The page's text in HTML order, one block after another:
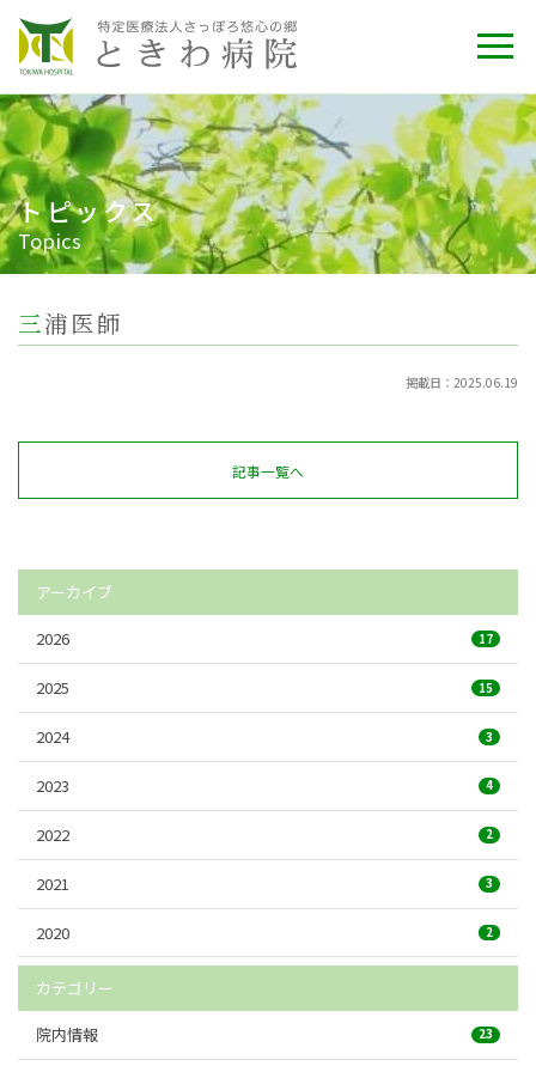
トピックス
Topics
三浦医師
掲載日：2025.06.19
記事一覧へ
アーカイブ
2026 17
2025 15
2024 3
2023 4
2022 2
2021 3
2020 2
カテゴリー
院内情報 23